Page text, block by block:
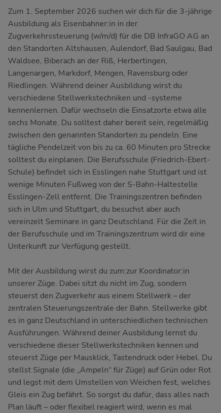
Zum 1. September 2026 suchen wir dich für die 3-jährige
Ausbildung als Eisenbahner:in in der
Zugverkehrssteuerung (w/m/d) für die DB InfraGO AG an
den Standorten Altshausen, Aulendorf, Bad Saulgau, Bad
Waldsee, Biberach an der Riß, Herbertingen,
Langenargen, Markdorf, Mengen, Ravensburg oder
Riedlingen. Während deiner Ausbildung wirst du
verschiedene Stellwerkstechniken und -systeme
kennenlernen. Dafür wechseln die Einsatzorte etwa alle
sechs Monate. Du solltest daher bereit sein, regelmäßig
zwischen den genannten Standorten zu pendeln. Eine
tägliche Pendelzeit von bis zu ca. 60 Minuten pro Strecke
solltest du einplanen. Die Berufsschule (Friedrich-Ebert-
Schule) befindet sich in Esslingen nahe Stuttgart und ist
wenige Minuten Fußweg von der S-Bahn-Haltestelle
Esslingen-Zell entfernt. Die Trainingszentren befinden
sich in Ulm und Stuttgart, du besuchst aber auch
vereinzelt Seminare in ganz Deutschland. Für die Zeit in
der Berufsschule und im Trainingszentrum wird dir eine
Unterkunft zur Verfügung gestellt.
Mit der Ausbildung wirst du zum:zur Koordinator:in
unserer Züge. Dabei sitzt du nicht im Zug, sondern
steuerst den Zugverkehr aus einem Stellwerk – der
zentralen Steuerungszentrale der Bahn. Stellwerke gibt
es in ganz Deutschland in unterschiedlichen technischen
Ausführungen. Während deiner Ausbildung lernst du
verschiedene dieser Stellwerkstechniken kennen und
steuerst Züge per Mausklick, Tastendruck oder Hebel. Du
stellst Signale (die „Ampeln“ für Züge) auf Grün oder Rot
und legst mit dem Umstellen von Weichen fest, welches
Gleis ein Zug befährt. So sorgst du dafür, dass alles nach
Plan läuft – oder flexibel reagiert wird, wenn es mal